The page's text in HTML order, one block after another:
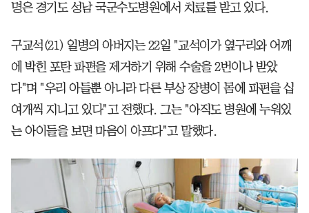
명은 경기도 성남 국군수도병원에서 치료를 받고 있다.
구교석(21) 일병의 아버지는 22일 "교석이가 옆구리와 어깨
에 박힌 포탄 파편을 제거하기 위해 수술을 2번이나 받았
다"며 "우리 아들뿐 아니라 다른 부상 장병이 몸에 파편을 십
여개씩 지니고 있다"고 전했다. 그는 "아직도 병원에 누워있
는 아이들을 보면 마음이 아프다"고 말했다.